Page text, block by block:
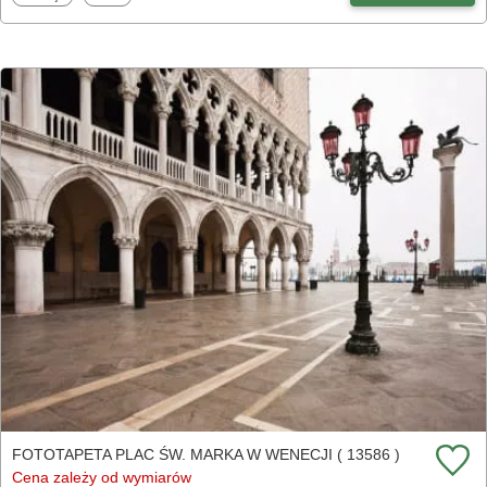
FOTOTAPETA PLAC ŚW. MARKA W WENECJI ( 13586 )
Cena zależy od wymiarów